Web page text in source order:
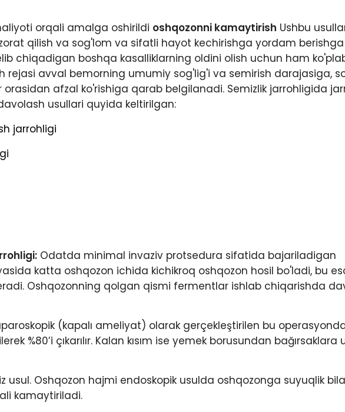
orqali amalga oshirildi oshqozonni kamaytirish Ushbu
qilish va sog'lom va sifatli hayot kechirishga yordam berishga
chiqadigan boshqa kasalliklarning oldini olish uchun ham
rejasi avval bemorning umumiy sog'lig'i va semirish darajasiga,
afzal ko'rishiga qarab belgilanadi. Semizlik jarrohligida
usullari quyida keltirilgan:
jarrohligi
Odatda minimal invaziv protsedura sifatida bajariladigan
katta oshqozon ichida kichikroq oshqozon hosil bo'ladi, bu
Oshqozonning qolgan qismi fermentlar ishlab chiqarishda
(kapalı ameliyat) olarak gerçekleştirilen bu
%80’i çıkarılır. Kalan kısım ise yemek borusundan bağırsaklara
usul. Oshqozon hajmi endoskopik usulda oshqozonga suyuqlik
kamaytiriladi.